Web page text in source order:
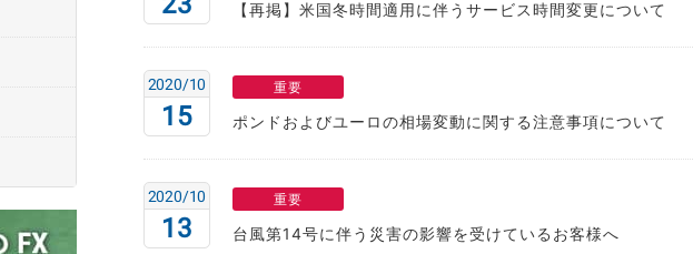
【再掲】米国冬時間適用に伴うサービス時間変更について
15
2020/10 重要
ポンドおよびユーロの相場変動に関する注意事項について
13
2020/10 重要
台風第14号に伴う災害の影響を受けているお客様へ